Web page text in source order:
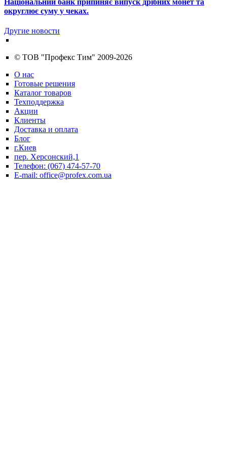
Національний банк припиняє випуск дрібних монет та
округлює суму у чеках.
Другие новости
© ТОВ "Профекс Тим" 2009-2026
О нас
Готовые решения
Каталог товаров
Техподдержка
Акции
Клиенты
Доставка и оплата
Блог
г.Киев
пер. Херсонский,1
Телефон: (067) 474-57-70
E-mail: office@profex.com.ua